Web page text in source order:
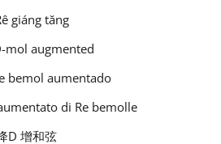
giáng tăng
mol augmented
bemol aumentado
di Re bemolle
D 增和弦